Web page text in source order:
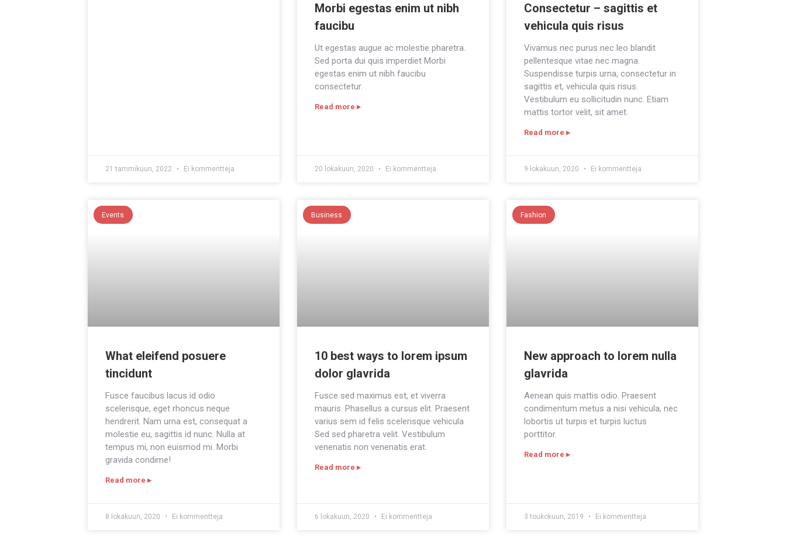
21 tammikuun, 2022 Ei kommentteja
Morbi egestas enim ut nibh
faucibu
Ut egestas augue ac molestie pharetra.
Sed porta dui quis imperdiet Morbi
egestas enim ut nibh faucibu
consectetur.
Read more ▸
20 lokakuun, 2020 Ei kommentteja
Consectetur – sagittis et
vehicula quis risus
Vivamus nec purus nec leo blandit
pellentesque vitae nec magna.
Suspendisse turpis urna, consectetur in
sagittis et, vehicula quis risus.
Vestibulum eu sollicitudin nunc. Etiam
mattis tortor velit, sit amet.
Read more ▸
9 lokakuun, 2020 Ei kommentteja
Events
What eleifend posuere
tincidunt
Fusce faucibus lacus id odio
scelerisque, eget rhoncus neque
hendrerit. Nam urna est, consequat a
molestie eu, sagittis id nunc. Nulla at
tempus mi, non euismod mi. Morbi
gravida condime!
Read more ▸
8 lokakuun, 2020 Ei kommentteja
Business
10 best ways to lorem ipsum
dolor glavrida
Fusce sed maximus est, et viverra
mauris. Phasellus a cursus elit. Praesent
varius sem id felis scelerisque vehicula
Sed sed pharetra velit. Vestibulum
venenatis non venenatis erat.
Read more ▸
6 lokakuun, 2020 Ei kommentteja
Fashion
New approach to lorem nulla
glavrida
Aenean quis mattis odio. Praesent
condimentum metus a nisi vehicula, nec
lobortis ut turpis et turpis luctus
porttitor.
Read more ▸
3 toukokuun, 2019 Ei kommentteja